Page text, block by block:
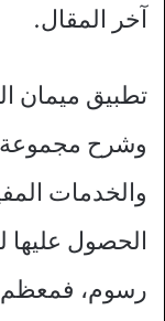
آخر المقال.
تطبيق ميمان
وشرح مجموعة
والخدمات
الحصول عليها
رسوم، فمعظم